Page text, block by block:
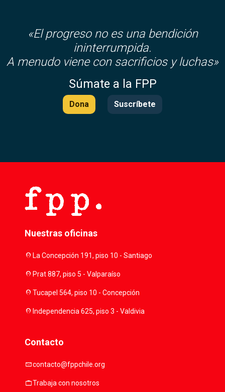
«El progreso no es una bendición
ininterrumpida.
A menudo viene con sacrificios y luchas»
Súmate a la FPP
Dona Suscríbete
Nuestras oficinas
location_onLa Concepción 191, piso 10 - Santiago
location_onPrat 887, piso 5 - Valparaíso
location_onTucapel 564, piso 10 - Concepción
location_onIndependencia 625, piso 3 - Valdivia
Contacto
mailcontacto@fppchile.org
workTrabaja con nosotros